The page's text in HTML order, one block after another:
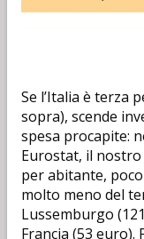
Se l’Italia è terza
sopra), scende
spesa procapite:
Eurostat, il nostro
per abitante,
molto meno del
Lussemburgo
Francia (53 euro).